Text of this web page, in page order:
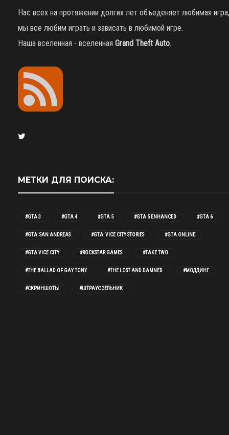
Нас всех на протяжении долгих лет объеденяет любимая игра,
мы все любим играть и зависать в любимой игре.
Наша вселенная - вселенная Grand Theft Auto.
МЕТКИ ДЛЯ ПОИСКА:
#GTA 3 #GTA 4 #GTA 5 #GTA 5 ENHANCED #GTA 6
#GTA: SAN ANDREAS #GTA: VICE CITY STORIES #GTA ONLINE
#GTA VICE CITY #ROCKSTAR GAMES #TAKE TWO
#THE BALLAD OF GAY TONY #THE LOST AND DAMNED #МОДДИНГ
#СКРИНШОТЫ #ШТРАУС ЗЕЛЬНИК